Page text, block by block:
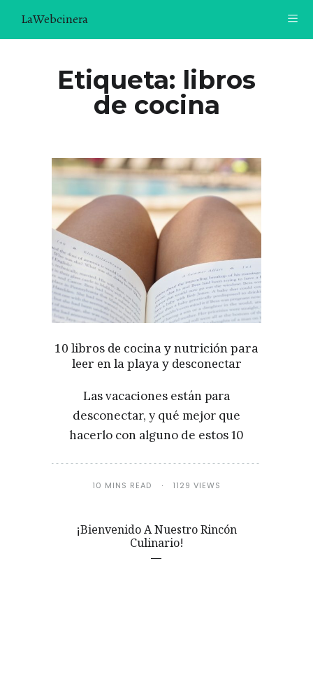
LaWebcinera
SOBRE MÍ
¿TE GUSTARÍA UNIRTE A NUESTRA AVENTURA GASTRON
ÓMICA?
ÚNETE A LA NEWSLETTER
RECOMENDACIONES
Etiqueta: libros
de cocina
10 libros de cocina y nutrición para
leer en la playa y desconectar
Las vacaciones están para
desconectar, y qué mejor que
hacerlo con alguno de estos 10
10 MINS READ 1129 VIEWS
¡Bienvenido A Nuestro Rincón
Culinario!